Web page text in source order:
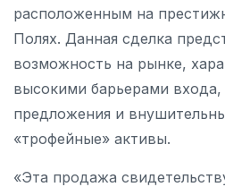
расположенным на
Полях. Данная сделка
возможность на рынке,
высокими барьерами
предложения и
«трофейные» активы.
«Эта продажа